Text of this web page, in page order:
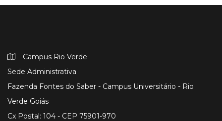
Campus Rio Verde
Sede Administrativa
Fazenda Fontes do Saber - Campus Universitário - Rio
Verde Goiás
Cx Postal: 104 - CEP 75901-970